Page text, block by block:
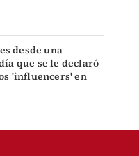
desde una
que se le declaró
'influencers' en